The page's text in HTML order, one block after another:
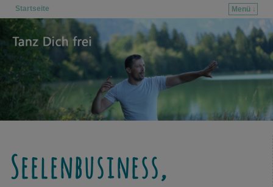
Startseite
Menü ↓
Zum Inhalt wechseln
Zum sekundären Inhalt wechseln
Seelenbusiness,